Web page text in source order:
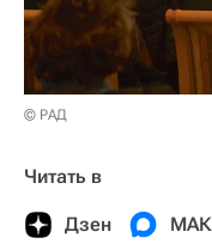
© РАД
Читать в
Дзен